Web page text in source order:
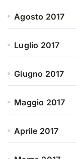
Agosto 2017
Luglio 2017
Giugno 2017
Maggio 2017
Aprile 2017